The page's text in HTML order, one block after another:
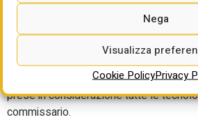
Nega
Visualizza
Cookie PolicyPrivacy
politiche specifiche come il sistema di
Stiamo accelerando nostre attività in tal
revisione, come noto, è stata anticipata
di un anno: Vogliamo “dare stabilità al
concludere il dibattito sulla neutralità
prese in considerazione tutte le
commissario.